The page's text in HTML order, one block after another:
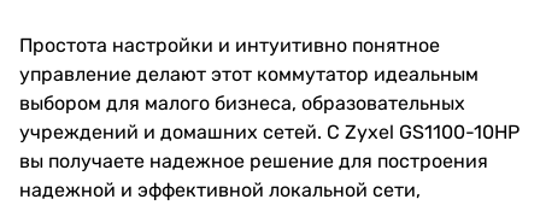
Простота настройки и интуитивно понятное
управление делают этот коммутатор идеальным
выбором для малого бизнеса, образовательных
учреждений и домашних сетей. С Zyxel GS1100-10HP
вы получаете надежное решение для построения
надежной и эффективной локальной сети,